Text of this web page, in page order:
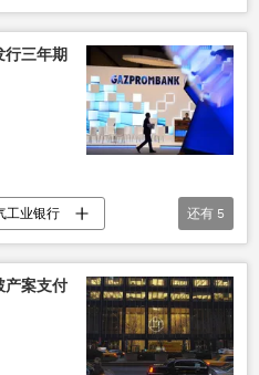
债券
俄罗斯
三年期
工业银行
人民币
还有 5
产案支付